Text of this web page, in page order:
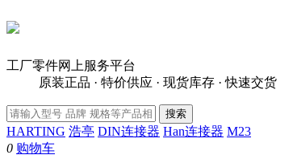
工厂零件网上服务平台
原装正品 · 特价供应 · 现货库存 · 快速交货
HARTING 浩亭 DIN连接器 Han连接器 M23
0 购物车